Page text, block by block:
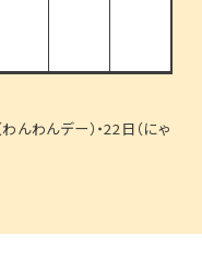
んわんデー）・22日（にゃ